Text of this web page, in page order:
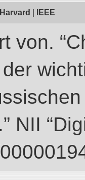
Harvard IEEE
von.
NII